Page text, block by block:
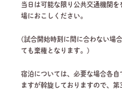
当日は可能な限り公共交通機関
場におこしください。
(試合開始時刻に間に合わない場
ても棄権となります。)
宿泊については、必要な場合各
ますが斡旋しておりますので、